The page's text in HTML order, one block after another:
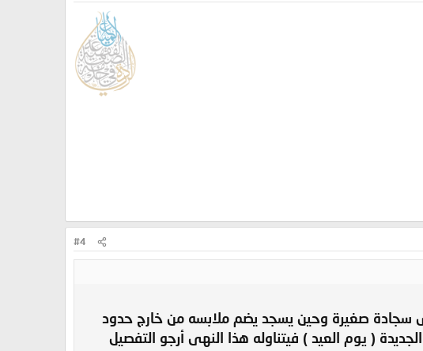
#4
صغيرة وحين يسجد يضم ملابسه من خارج حدود
( يوم العيد ) فيتناوله هذا النهى أرجو التفصيل